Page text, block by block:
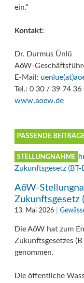
ein.“
Kontakt:
Dr. Durmus Ünlü
AöW-
E-Mail:
Tel.: 0 30 / 39 74 36
www.aoew.de
PASSENDE
STELLUNGNAHME
AöW-
Zukunftsgesetz
13. Mai 2026
Die AöW hat zum
Zukunftsgesetzes
genommen.
Die öffentliche